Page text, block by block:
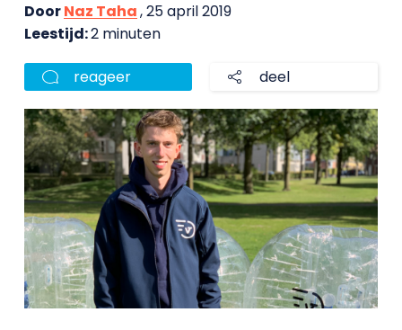
DoorNaz Taha, 25 april 2019
Leestijd:2 minuten
reageer deel